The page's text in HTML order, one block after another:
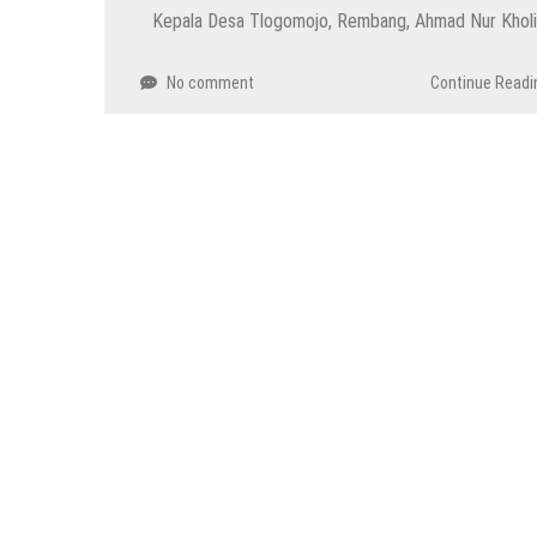
Kepala Desa Tlogomojo, Rembang, Ahmad Nur
No comment Continue